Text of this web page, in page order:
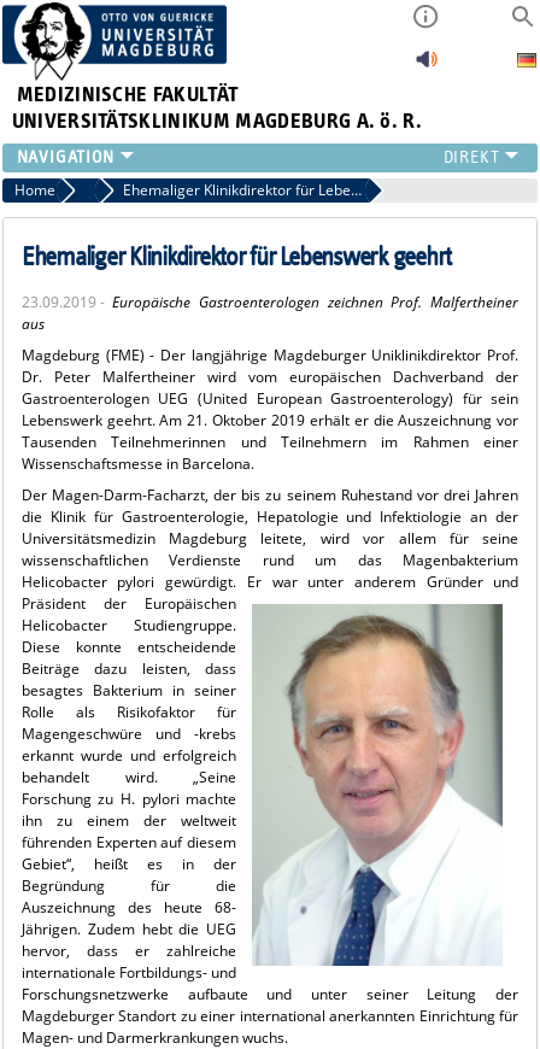
MEDIZINISCHE FAKULTÄT
UNIVERSITÄTSKLINIKUM MAGDEBURG A. ö. R.
INSTITUTE
KLINIKEN
ZENTRALE EINRICHTUNGEN
PRESSE
INTERNATIONAL
INTRANET
Home Archiv 2019 Ehemaliger Klinikdirektor für Lebenswerk geehrt
Ehemaliger Klinikdirektor für Lebenswerk geehrt
23.09.2019 - Europäische Gastroenterologen zeichnen Prof. Malfertheiner
aus
Magdeburg (FME) - Der langjährige Magdeburger Uniklinikdirektor Prof.
Dr. Peter Malfertheiner wird vom europäischen Dachverband der
Gastroenterologen UEG (United European Gastroenterology) für sein
Lebenswerk geehrt. Am 21. Oktober 2019 erhält er die Auszeichnung vor
Tausenden Teilnehmerinnen und Teilnehmern im Rahmen einer
Wissenschaftsmesse in Barcelona.
Der Magen-Darm-Facharzt, der bis zu seinem Ruhestand vor drei Jahren
die Klinik für Gastroenterologie, Hepatologie und Infektiologie an der
Universitätsmedizin Magdeburg leitete, wird vor allem für seine
wissenschaftlichen Verdienste rund um das Magenbakterium
Helicobacter pylori gewürdigt. Er war unter anderem Gründer und
Präsident der Europäischen
Helicobacter Studiengruppe.
Diese konnte entscheidende
Beiträge dazu leisten, dass
besagtes Bakterium in seiner
Rolle als Risikofaktor für
Magengeschwüre und -krebs
erkannt wurde und erfolgreich
behandelt wird. „Seine
Forschung zu H. pylori machte
ihn zu einem der weltweit
führenden Experten auf diesem
Gebiet“, heißt es in der
Begründung für die
Auszeichnung des heute 68-
Jährigen. Zudem hebt die UEG
hervor, dass er zahlreiche
internationale Fortbildungs- und
Forschungsnetzwerke aufbaute und unter seiner Leitung der
Magdeburger Standort zu einer international anerkannten Einrichtung für
Magen- und Darmerkrankungen wuchs.